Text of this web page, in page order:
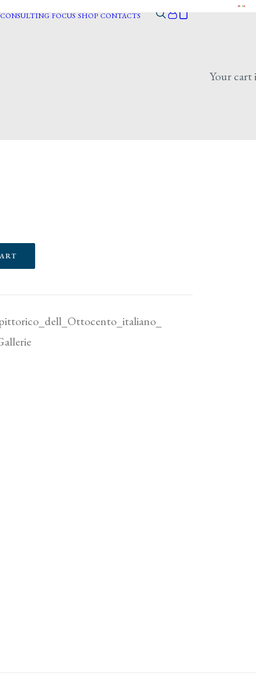
CONSULTING FOCUS SHOP CONTACTS
Your cart